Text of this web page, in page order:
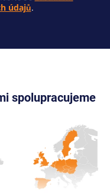
údajů.
spolupracujeme